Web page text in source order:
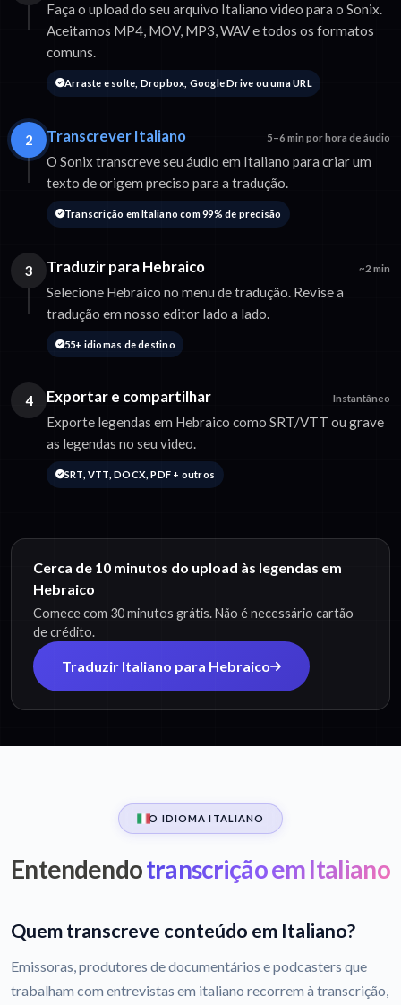
Faça o upload do seu arquivo Italiano video para o Sonix.
Aceitamos MP4, MOV, MP3, WAV e todos os formatos
comuns.
Arraste e solte, Dropbox, Google Drive ou uma URL
2 Transcrever Italiano 5–6 min por hora de áudio
O Sonix transcreve seu áudio em Italiano para criar um
texto de origem preciso para a tradução.
Transcrição em Italiano com 99% de precisão
3 Traduzir para Hebraico ~2 min
Selecione Hebraico no menu de tradução. Revise a
tradução em nosso editor lado a lado.
55+ idiomas de destino
4 Exportar e compartilhar Instantâneo
Exporte legendas em Hebraico como SRT/VTT ou grave
as legendas no seu video.
SRT, VTT, DOCX, PDF + outros
Cerca de 10 minutos do upload às legendas em
Hebraico
Comece com 30 minutos grátis. Não é necessário cartão
de crédito.
Traduzir Italiano para Hebraico
O IDIOMA ITALIANO
Entendendotranscrição em Italiano
Quem transcreve conteúdo em Italiano?
Emissoras, produtores de documentários e podcasters que
trabalham com entrevistas em italiano recorrem à transcrição,